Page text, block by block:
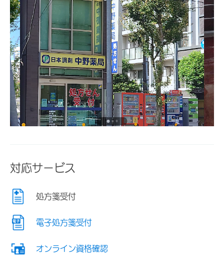
対応サービス
処方箋受付
電子処方箋受付
オンライン資格確認